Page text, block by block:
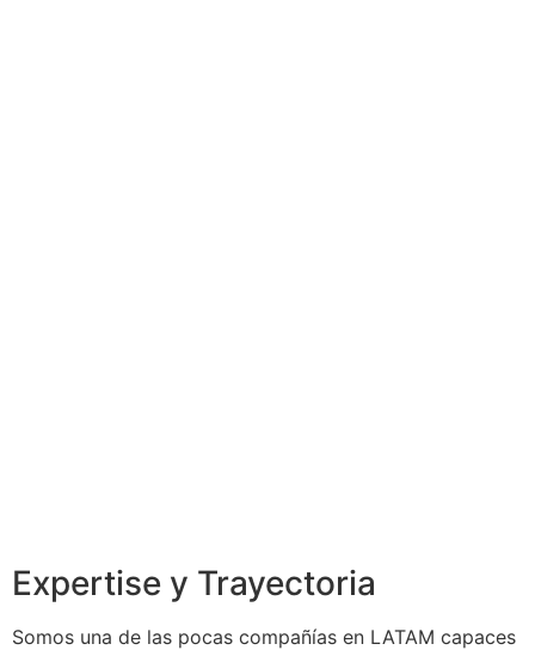
Expertise y Trayectoria
Somos una de las pocas compañías en LATAM capaces